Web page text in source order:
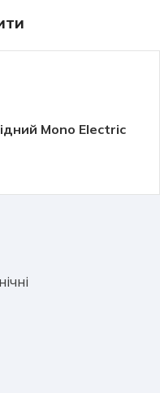
Mono Electric